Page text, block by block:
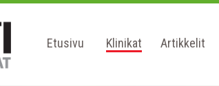
Etusivu Klinikat Artikkelit